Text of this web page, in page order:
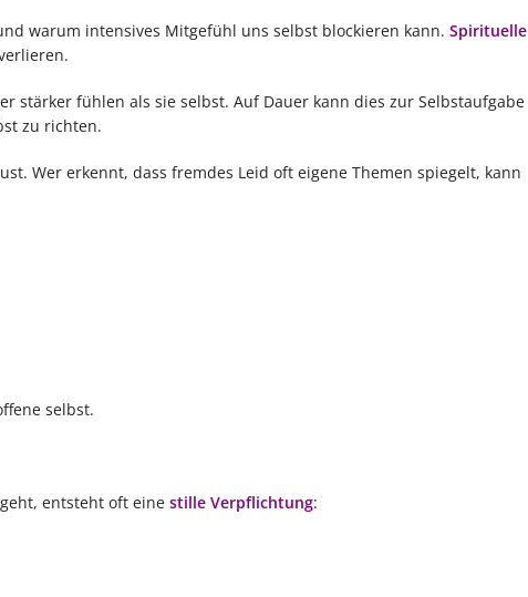
warum intensives Mitgefühl uns selbst blockieren kann. Spirituelle
stärker fühlen als sie selbst. Auf Dauer kann dies zur Selbstaufgabe
zu richten.
Wer erkennt, dass fremdes Leid oft eigene Themen spiegelt, kann
selbst.
entsteht oft eine stille Verpflichtung: